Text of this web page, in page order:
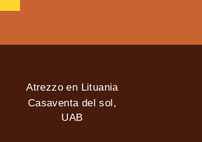
Atrezzo en Lituania
Casaventa del sol,
UAB